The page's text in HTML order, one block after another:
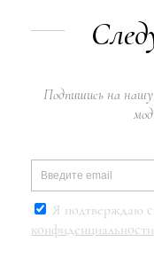
Подпишись на нашу
Я подтверждаю
конфиденциальности